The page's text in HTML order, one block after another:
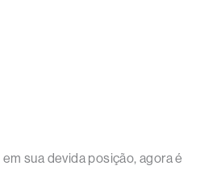
sua devida posição, agora é